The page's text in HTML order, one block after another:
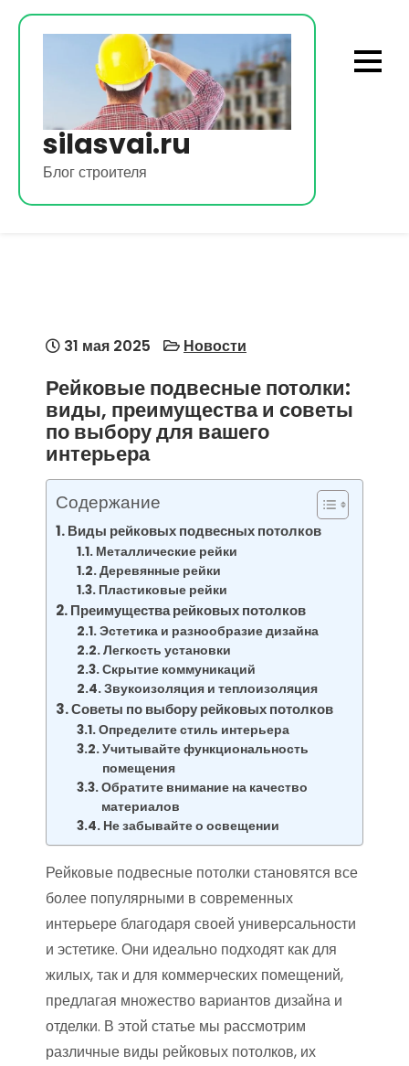
Перейти
silasvai.ru
Блог строителя
31 мая 2025 Новости
Рейковые подвесные потолки:
виды, преимущества и советы
по выбору для вашего
интерьера
Содержание
Виды рейковых подвесных потолков
Металлические рейки
Деревянные рейки
Пластиковые рейки
Преимущества рейковых потолков
Эстетика и разнообразие дизайна
Легкость установки
Скрытие коммуникаций
Звукоизоляция и теплоизоляция
Советы по выбору рейковых потолков
Определите стиль интерьера
Учитывайте функциональность
помещения
Обратите внимание на качество
материалов
Не забывайте о освещении
Рейковые подвесные потолки становятся все
более популярными в современных
интерьере благодаря своей универсальности
и эстетике. Они идеально подходят как для
жилых, так и для коммерческих помещений,
предлагая множество вариантов дизайна и
отделки. В этой статье мы рассмотрим
различные виды рейковых потолков, их